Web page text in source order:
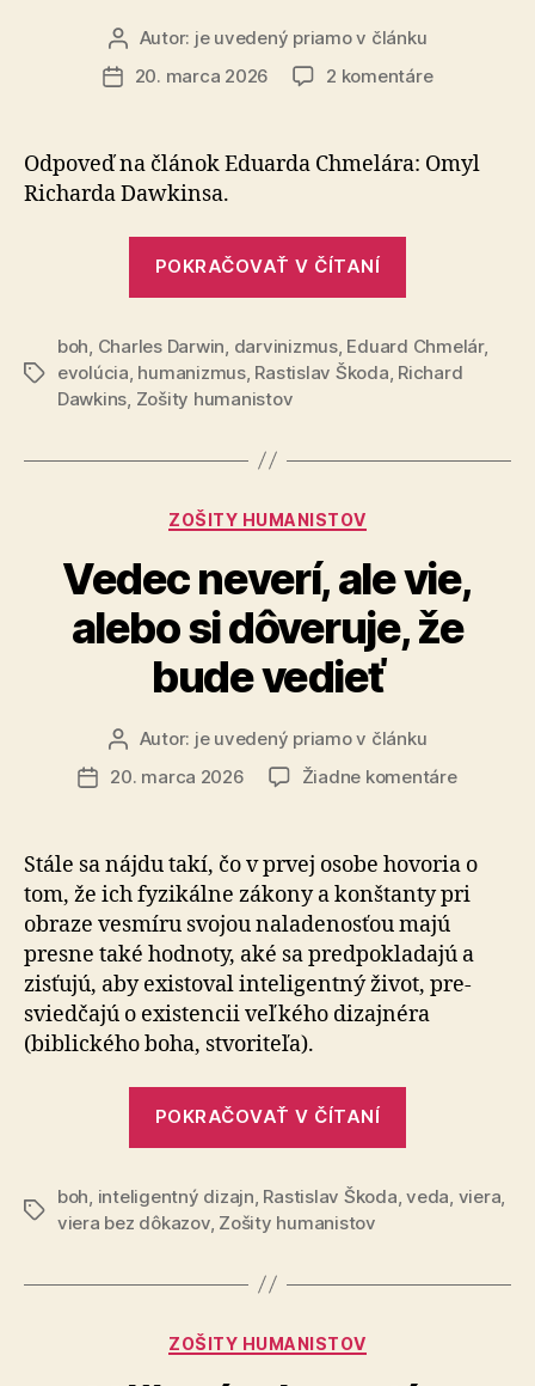
Autor
článku
Autor: je uvedený priamo v článku
Dátum20. marca 2026 2 komentárena
docenta
Chmelára
Odpoveď na článok Eduarda Chmelára: Omyl
Richarda Dawkinsa.
POKRAČOVAŤ V ČÍTANÍ
Chmelára“
Značky
boh Charles Darwin darvinizmus, Eduard Chmelár,
evolúcia humanizmus, Rastislav Škoda Richard
Dawkins Zošity humanistov
Kategórie
ZOŠITY HUMANISTOV
Vedec neverí, ale vie,
alebo si dôveruje, že
bude vedieť
Autor
článku
Autor: je uvedený priamo v článku
Dátum
20. marca 2026 Žiadne komentárena
ale
vie,
alebo
dôveruje,
že
Stále sa nájdu takí, čo v prvej osobe hovoria o
tom, že ich fyzikálne zákony a konštanty pri
obraze vesmíru svojou naladenosťou majú
presne také hodnoty, aké sa pred­po­kla­da­jú a
zisťujú, aby existoval inteligentný život, pre­
svied­ča­jú o existencii veľkého dizajnéra
(biblického boha, stvoriteľa).
POKRAČOVAŤ V ČÍTANÍ
vie,
dôveruje,
Značky
boh inteligentný dizajn Rastislav Škoda ,veda viera
viera bez dôkazov, Zošity humanistov
Kategórie
ZOŠITY HUMANISTOV